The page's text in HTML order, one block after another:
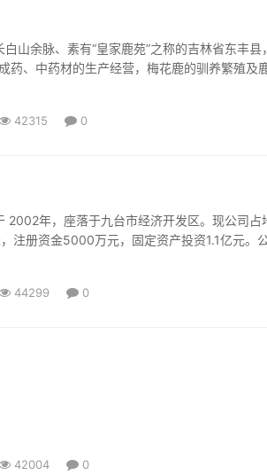
山余脉、素有“皇家鹿苑”之称的吉林省东丰县
药、中药材的生产经营，梅花鹿的驯养繁殖及
，拥有10种剂型的先进制药生产线和以7个国
及鹿系列保健产品。公司拥有...
42315 0
2002年，座落于九台市经济开发区。现公司占
注册资金5000万元，固定资产投资1.1亿元。
名商标、吉林省级农业产业化重点龙头企业、
林省农产品加工业百强企...
44299 0
42004 0